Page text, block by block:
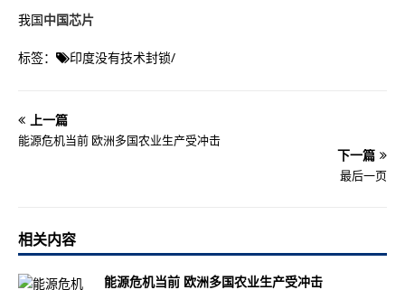
我国中国芯片
标签： 印度没有技术封锁/
上一篇
能源危机当前 欧洲多国农业生产受冲击
下一篇
最后一页
相关内容
能源危机当前 欧洲多国农业生产受冲击